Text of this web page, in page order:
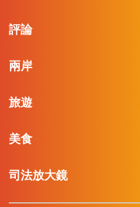
評論
兩岸
旅遊
美食
司法放大鏡